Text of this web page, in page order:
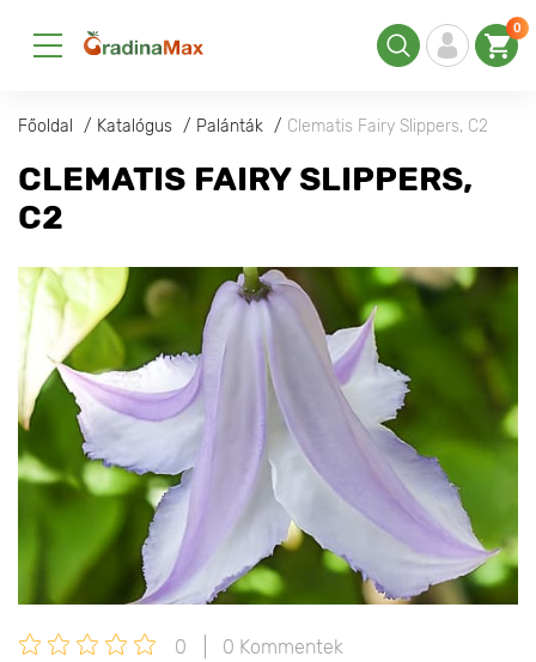
0
Főoldal Katalógus Palánták Clematis Fairy Slippers, С2
CLEMATIS FAIRY SLIPPERS,
С2
0 0 Kommentek